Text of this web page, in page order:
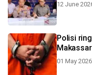
12 June
Polisi
Makassar
01 May